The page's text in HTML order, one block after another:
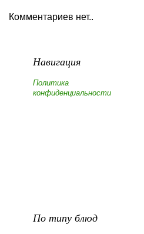
Комментариев нет..
Навигация
Политика
конфиденциальности
По типу блюд